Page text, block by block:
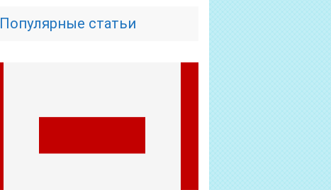
Популярные статьи